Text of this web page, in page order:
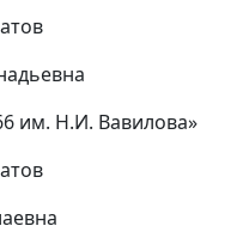
им. Н.И. Вавилова»